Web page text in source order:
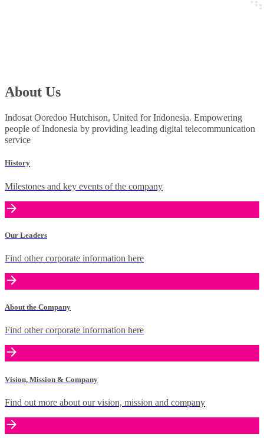
About Us
Indosat Ooredoo Hutchison, United for Indonesia. Empowering
people of Indonesia by providing leading digital telecommunication
service
History
Milestones and key events of the company
Our Leaders
Find other corporate information here
About the Company
Find other corporate information here
Vision, Mission & Company
Find out more about our vision, mission and company